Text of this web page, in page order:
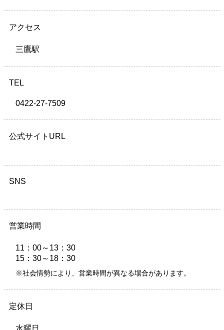
アクセス
三鷹駅
TEL
0422-27-7509
公式サイトURL
SNS
営業時間
11：00～13：30
15：30～18：30
※社会情勢により、営業時間が異なる場合があります。
定休日
水曜日